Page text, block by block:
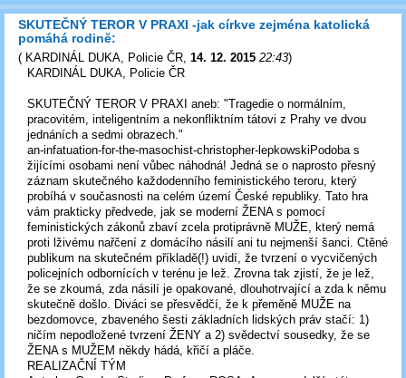
SKUTEČNÝ TEROR V PRAXI -jak církve zejména katolická
pomáhá rodině:
( KARDINÁL DUKA, Policie ČR, 14. 12. 2015 22:43)
KARDINÁL DUKA, Policie ČR
SKUTEČNÝ TEROR V PRAXI aneb: "Tragedie o normálním,
pracovitém, inteligentním a nekonfliktním tátovi z Prahy ve dvou
jednáních a sedmi obrazech."
an-infatuation-for-the-masochist-christopher-lepkowskiPodoba s
žijícími osobami není vůbec náhodná! Jedná se o naprosto přesný
záznam skutečného každodenního feministického teroru, který
probíhá v současnosti na celém území České republiky. Tato hra
vám prakticky předvede, jak se moderní ŽENA s pomocí
feministických zákonů zbaví zcela protiprávně MUŽE, který nemá
proti lživému nařčení z domácího násilí ani tu nejmenší šanci. Ctěné
publikum na skutečném příkladě(!) uvidí, že tvrzení o vycvičených
policejních odbornících v terénu je lež. Zrovna tak zjistí, že je lež,
že se zkoumá, zda násilí je opakované, dlouhotrvající a zda k němu
skutečně došlo. Diváci se přesvědčí, že k přeměně MUŽE na
bezdomovce, zbaveného šesti základních lidských práv stačí: 1)
ničím nepodložené tvrzení ŽENY a 2) svědectví sousedky, že se
ŽENA s MUŽEM někdy hádá, křičí a pláče.
REALIZAČNÍ TÝM